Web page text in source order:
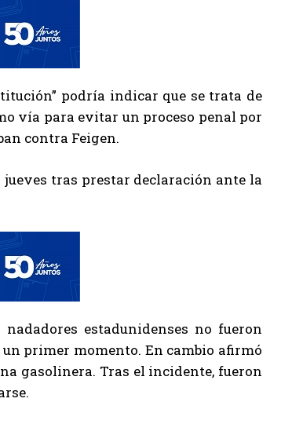
podría indicar que se trata de
vía para evitar un proceso penal por
contra Feigen.
tras prestar declaración ante la
estadunidenses no fueron
primer momento. En cambio afirmó
gasolinera. Tras el incidente, fueron